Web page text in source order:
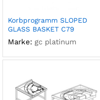
Korbprogramm SLOPED
GLASS BASKET C79
Marke: gc platinum